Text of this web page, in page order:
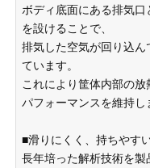
ボディ底面にある排気
を設けることで、
排気した空気が回り込
ています。
これにより筐体内部の
パフォーマンスを維持し
■滑りにくく、持ちやす
長年培った解析技術を製